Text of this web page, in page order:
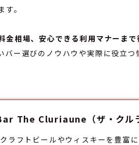
。
金相場、安心できる利用マナーまで
ー選びのノウハウや実際に役立つ
The Cluriaune（ザ・クルラ
フトビールやウィスキーを豊富に